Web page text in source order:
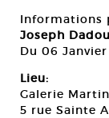
Informations
Joseph
Du 06
Lieu:
Galerie
5 rue Sainte